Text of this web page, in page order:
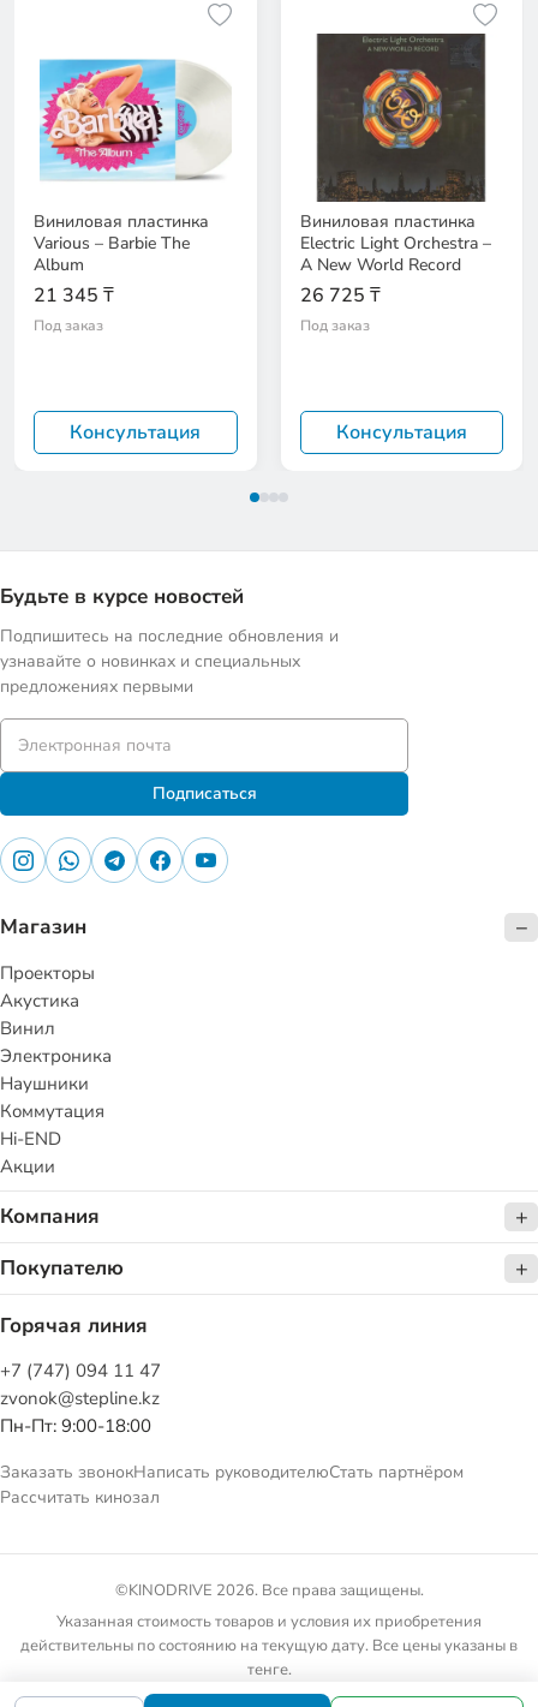
Виниловая пластинка
Various – Barbie The
Album
21 345 ₸
Под заказ
Консультация
Виниловая пластинка
Electric Light Orchestra –
A New World Record
26 725 ₸
Под заказ
Консультация
Будьте в курсе новостей
Подпишитесь на последние обновления и
узнавайте о новинках и специальных
предложениях первыми
Подписаться
Магазин
Проекторы
Акустика
Винил
Электроника
Наушники
Коммутация
Hi-END
Акции
Компания
Покупателю
Горячая линия
+7 (747) 094 11 47
zvonok@stepline.kz
Пн-Пт: 9:00-18:00
Заказать звонокНаписать руководителюСтать партнёром
Рассчитать кинозал
©KINODRIVE 2026. Все права защищены.
Указанная стоимость товаров и условия их приобретения
действительны по состоянию на текущую дату. Все цены указаны в
тенге.
Товарные предложения на сайте не являются публичной офертой.